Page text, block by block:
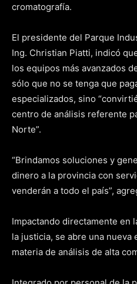
cromatografía.
El presidente del Parque
Ing. Christian Piatti, indicó
los equipos más avanzados
sólo que no se tenga que
especializados, sino
centro de análisis referente
Norte”.
“Brindamos soluciones y
dinero a la provincia con
venderán a todo el país”,
Impactando directamente en
la justicia, se abre una nueva
materia de análisis de alta